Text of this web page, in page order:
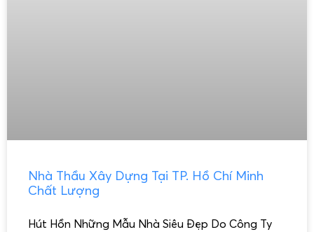
Nhà Thầu Xây Dựng Tại TP. Hồ Chí Minh
Chất Lượng
Hút Hồn Những Mẫu Nhà Siêu Đẹp Do Công Ty